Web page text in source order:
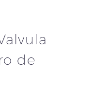
de